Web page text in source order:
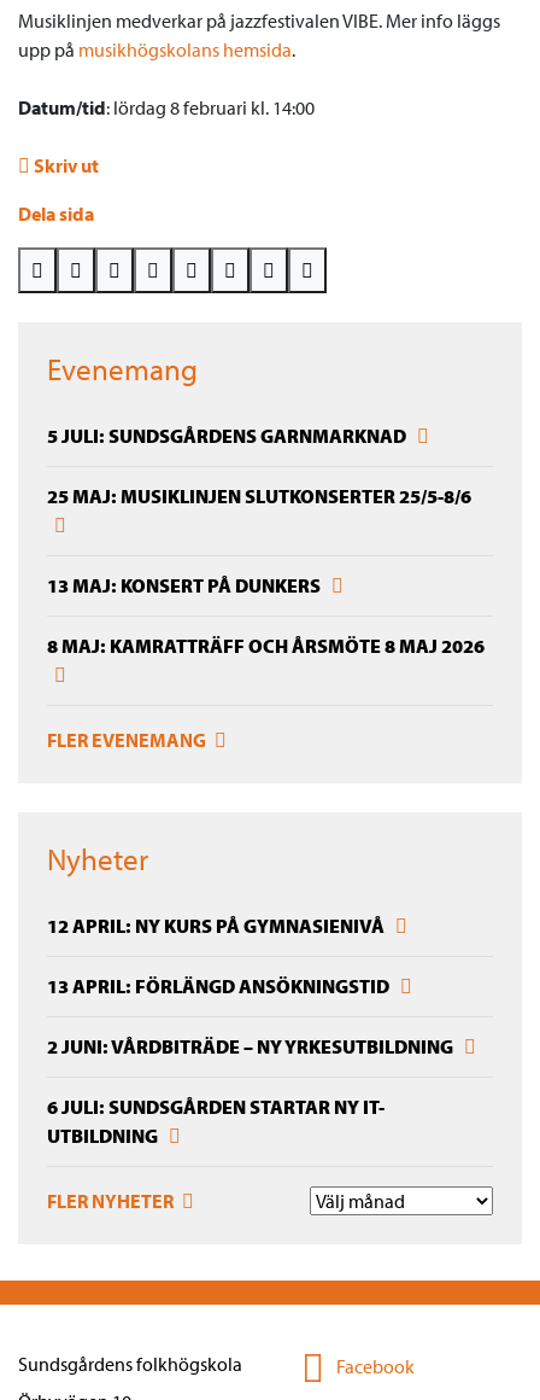
Musiklinjen medverkar på jazzfestivalen VIBE. Mer info läggs
upp på musikhögskolans hemsida.
Datum/tid: lördag 8 februari kl. 14:00
Skriv ut
Dela sida
Evenemang
5 JULI: SUNDSGÅRDENS GARNMARKNAD
25 MAJ: MUSIKLINJEN SLUTKONSERTER 25/5-8/6
13 MAJ: KONSERT PÅ DUNKERS
8 MAJ: KAMRATTRÄFF OCH ÅRSMÖTE 8 MAJ 2026
FLER EVENEMANG
Nyheter
12 APRIL: NY KURS PÅ GYMNASIENIVÅ
13 APRIL: FÖRLÄNGD ANSÖKNINGSTID
2 JUNI: VÅRDBITRÄDE – NY YRKESUTBILDNING
6 JULI: SUNDSGÅRDEN STARTAR NY IT-
UTBILDNING
FLER NYHETER
Sundsgårdens folkhögskola
Facebook